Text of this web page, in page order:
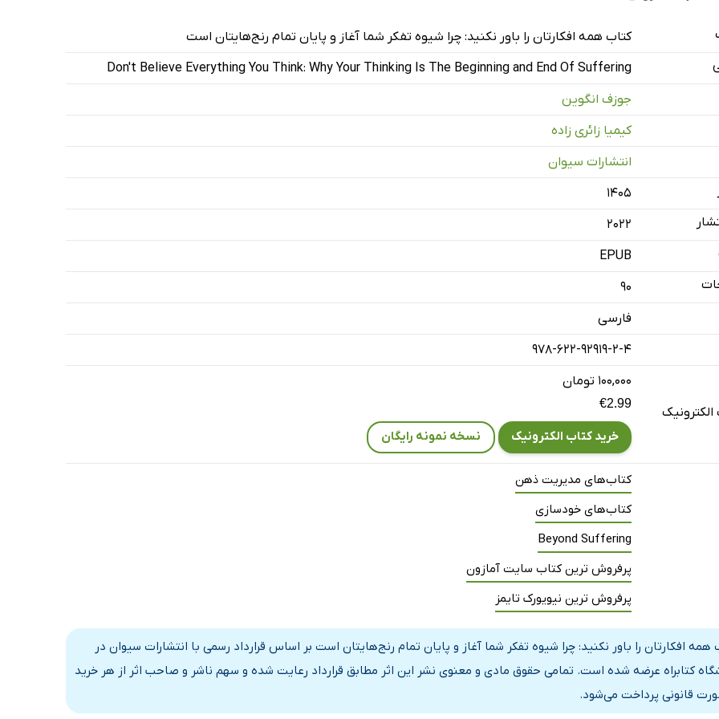
که در پروسه فکر نکردن قرار دارید
ایجاد محیطی بدون فکر
از بین بردن محرکه‌های تفکر
به کارگیری فکر نکردن در کارهایتان
مقابله با عادات یا رفتارهای مخرب
دوباره پدیدار شدند چه کنیم
کتاب همه افکارتان را باور نکنید: چرا شیوه تفکر شما آغاز و پایان تمام رنج‌هایتان است
Don't Believe Everything You Think: Why Your Thinking Is The Beginning and End Of Suffering
جوزف انگوین
کیمیا زائری زاده
انتشارات سیوان
۱۴۰۵
2022
EPUB
90
فارسی
978-622-92919-2-4
۱۰۰,۰۰۰ تومان
€2.99
خرید کتاب الکترونیک نسخه نمونه رایگان
کتاب‌های مدیریت ذهن
کتاب‌های خودسازی
Beyond Suffering
پرفروش ترین کتاب سایت آمازون
پرفروش ترین نیویورک تایمز
همه افکارتان را باور نکنید: چرا شیوه تفکر شما آغاز و پایان تمام رنج‌هایتان است بر اساس قرارداد رسمی با انتشارات سیوان در
کتابراه عرضه شده است. تمامی حقوق مادی و معنوی نشر این اثر مطابق قرارداد رعایت شده و سهم ناشر و صاحب اثر از هر خرید
قانونی پرداخت می‌شود.